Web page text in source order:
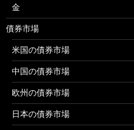
金
債券市場
米国の債券市場
中国の債券市場
欧州の債券市場
日本の債券市場